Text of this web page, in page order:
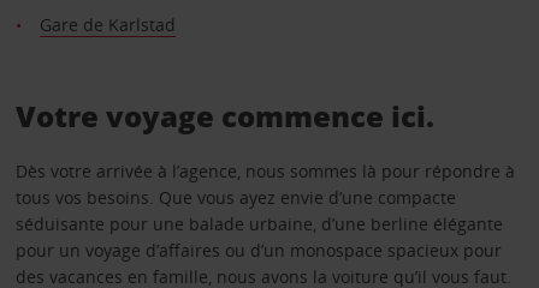
Gare de Karlstad
Votre voyage commence ici.
Dès votre arrivée à l’agence, nous sommes là pour répondre à
tous vos besoins. Que vous ayez envie d’une compacte
séduisante pour une balade urbaine, d’une berline élégante
pour un voyage d’affaires ou d’un monospace spacieux pour
des vacances en famille, nous avons la voiture qu’il vous faut.